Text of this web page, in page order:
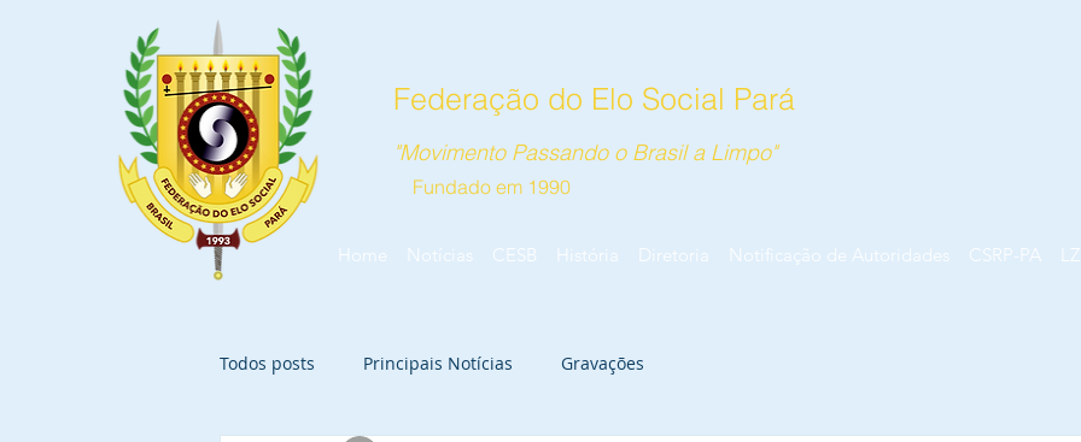
Federação do Elo Social Pará
"Movimento Passando o Brasil a Limpo"
Fundado em 1990
Home Notícias CESB História Diretoria Notificação de Autoridades CSRP-PA
Todos posts Principais Notícias Gravações